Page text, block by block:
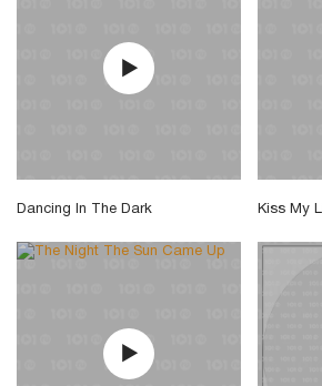
Dancing In The Dark Kiss My